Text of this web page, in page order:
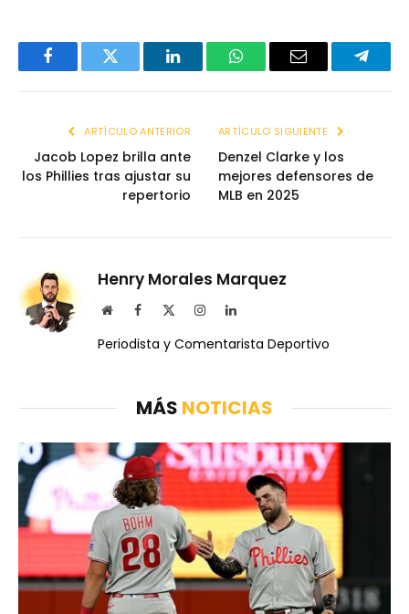
FacebookTwitter LinkedInWhatsAppEmail
ARTÍCULO ANTERIOR
Jacob Lopez brilla ante
los Phillies tras ajustar su
repertorio
ARTÍCULO SIGUIENTE
Denzel Clarke y los
mejores defensores de
MLB en 2025
Henry Morales Marquez
WebsiteFacebook InstagramLinkedIn
Periodista y Comentarista Deportivo
MÁS NOTICIAS